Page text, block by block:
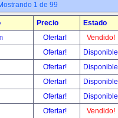
1 de 99
Precio
Estado
Ofertar!
Vendido!
Ofertar!
Disponible
Ofertar!
Disponible
Ofertar!
Disponible
Ofertar!
Disponible
Ofertar!
Vendido!